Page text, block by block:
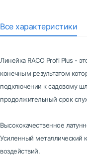
Все характеристики
Линейка RACO Profi Plus -
конечным результатом
подключении к садовому
продолжительный срок
Высококачественное
Усиленный металлический
воздействий.